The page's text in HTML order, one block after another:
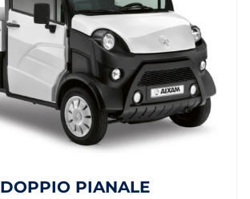
PIANALE